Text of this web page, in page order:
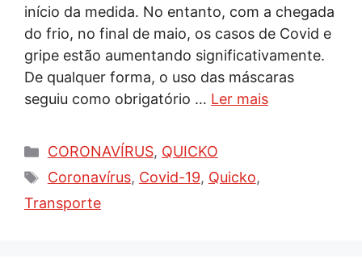
início da medida. No entanto, com a chegada
do frio, no final de maio, os casos de Covid e
gripe estão aumentando significativamente.
De qualquer forma, o uso das máscaras
seguiu como obrigatório … Ler mais
Categorias
CORONAVÍRUS, QUICKO
Tags
Coronavírus, Covid-19, Quicko,
Transporte